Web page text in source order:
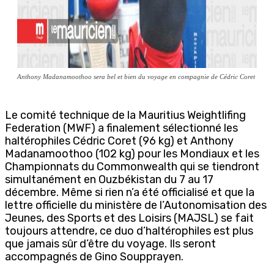
Anthony Madanamoothoo sera bel et bien du voyage en compagnie de Cédric Coret
Le comité technique de la Mauritius Weightlifing
Federation (MWF) a finalement sélectionné les
haltérophiles Cédric Coret (96 kg) et Anthony
Madanamoothoo (102 kg) pour les Mondiaux et les
Championnats du Commonwealth qui se tiendront
simultanément en Ouzbékistan du 7 au 17
décembre. Même si rien n’a été officialisé et que la
lettre officielle du ministère de l’Autonomisation des
Jeunes, des Sports et des Loisirs (MAJSL) se fait
toujours attendre, ce duo d’haltérophiles est plus
que jamais sûr d’être du voyage. Ils seront
accompagnés de Gino Soupprayen.